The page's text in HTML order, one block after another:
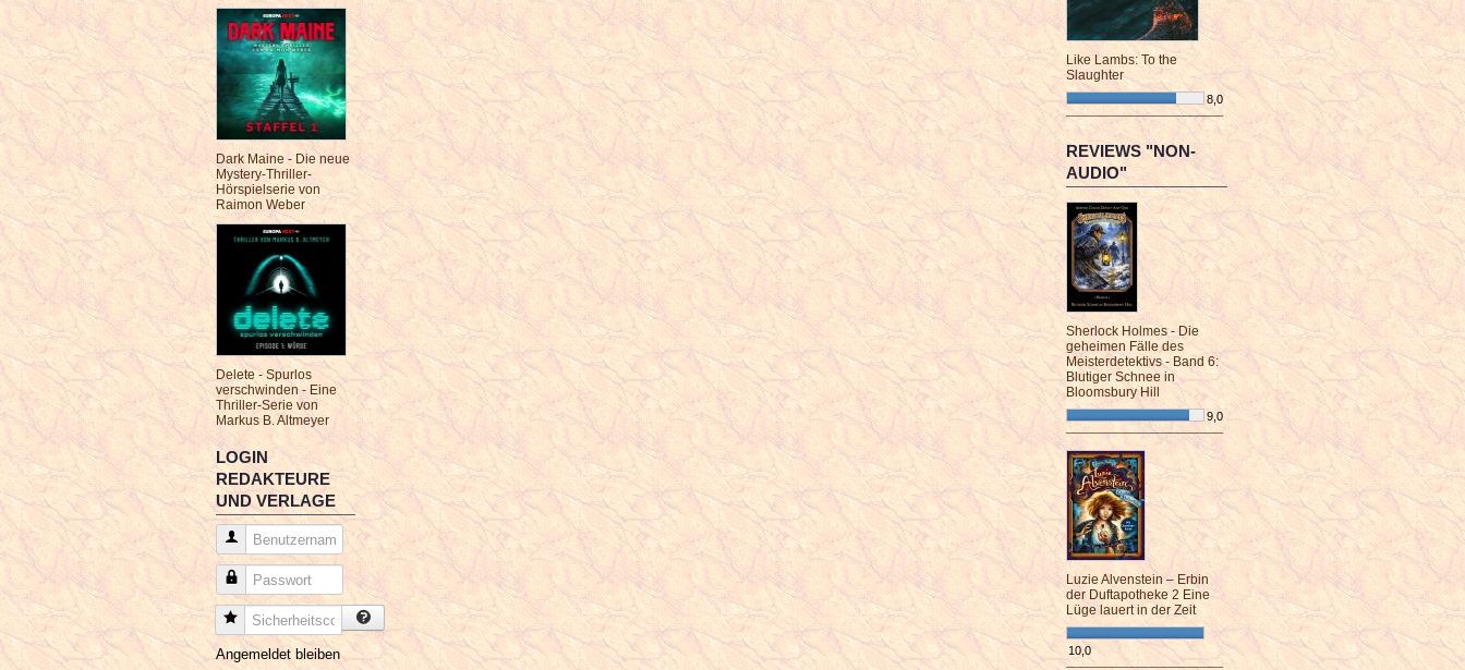
Dark Maine - Die neue
Mystery-Thriller-
Hörspielserie von
Raimon Weber
Delete - Spurlos
verschwinden - Eine
Thriller-Serie von
Markus B. Altmeyer
LOGIN
REDAKTEURE
UND VERLAGE
Benutzername
Passwort
Sicherheitscode
Angemeldet bleiben
Like Lambs: To the
Slaughter
8,0
¯¯¯¯¯¯¯¯¯¯¯¯¯¯¯¯¯¯¯¯¯¯¯¯
REVIEWS "NON-
AUDIO"
Sherlock Holmes - Die
geheimen Fälle des
Meisterdetektivs - Band 6:
Blutiger Schnee in
Bloomsbury Hill
9,0
¯¯¯¯¯¯¯¯¯¯¯¯¯¯¯¯¯¯¯¯¯¯¯¯
Luzie Alvenstein – Erbin
der Duftapotheke 2 Eine
Lüge lauert in der Zeit
10,0